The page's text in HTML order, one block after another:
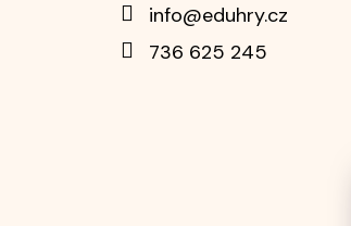
info@eduhry.cz
736 625 245